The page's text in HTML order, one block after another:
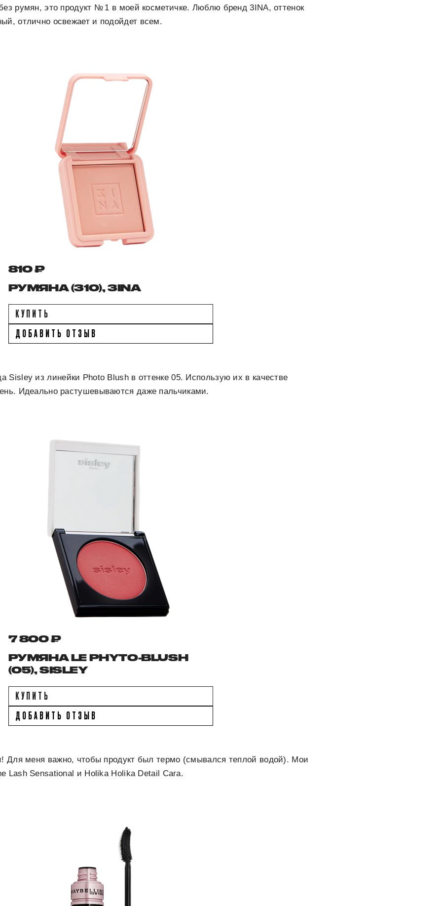
румян, это продукт № 1 в моей косметичке. Люблю бренд 3INA, оттенок
отлично освежает и подойдет всем.
810 ₽
РУМЯНА (310), 3INA
КУПИТЬ
ДОБАВИТЬ ОТЗЫВ
Sisley из линейки Photo Blush в оттенке 05. Использую их в качестве
Идеально растушевываются даже пальчиками.
7 800 ₽
РУМЯНА LE PHYTO-BLUSH
(05), SISLEY
КУПИТЬ
ДОБАВИТЬ ОТЗЫВ
Для меня важно, чтобы продукт был термо (смывался теплой водой). Мои
Lash Sensational и Holika Holika Detail Cara.